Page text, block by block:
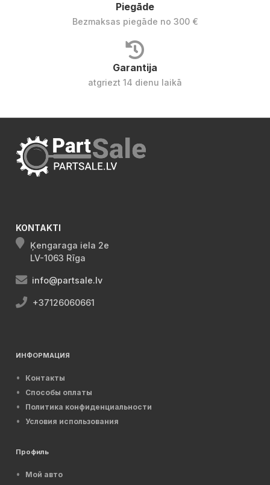
Piegāde
Bezmaksas piegāde no 300 €
Garantija
atgriezt 14 dienu laikā
KONTAKTI
Ķengaraga iela 2e
LV-1063 Rīga
info@partsale.lv
+37126060661
ИНФОРМАЦИЯ
Контакты
Способы оплаты
Политика конфиденциальности
Условия использования
Профиль
Мой авто